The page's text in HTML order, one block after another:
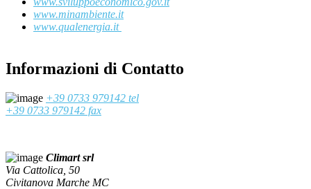
www.minambiente.it
www.qualenergia.it
Informazioni di Contatto
+39 0733 979142 tel
+39 0733 979142 fax
Climart srl
Via Cattolica, 50
Civitanova Marche MC